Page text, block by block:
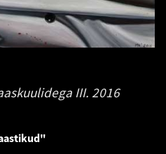
III. 2016